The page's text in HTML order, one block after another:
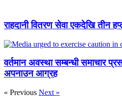
राहदानी वितरण सेवा एकदेखि तीन
वर्तमान अवस्था सम्बन्धी समाचार
अपनाउन आग्रह
« Previous Next »